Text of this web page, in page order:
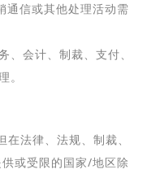
通信或其他处理活动需
、会计、制裁、支付、
。
法律、法规、制裁、
或受限的国家/地区除